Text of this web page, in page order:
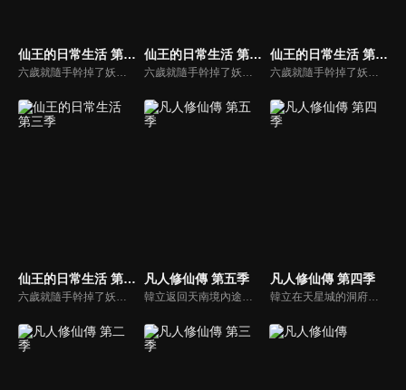
仙王的日常生活 第四季
六歲就隨手幹掉了妖王吞天蛤，作爲一個無所不能的修真奇才，王令得隱藏自己的大能，在一羣平凡的修真學生中活下去。普通人追求的錢財，仙術，法寶，聲名，這個年輕人都不在意。無論豪門千金孫蓉的愛慕，影流頂級殺手的狙殺，父母無間斷的囉嗦，都無法阻止他對乾脆面的追求。
仙王的日常生活 第一季
六歲就隨手幹掉了妖王吞天蛤，作爲一個無所不能的修真奇才，王令得隱藏自己的大能，在一羣平凡的修真學生中活下去。普通人追求的錢財，仙術，法寶，聲名，這個年輕人都不在意。無論豪門千金孫蓉的愛慕，影流頂級殺手的狙殺，父母無間斷的囉嗦，都無法阻止他對乾脆面的追求。
仙王的日常生活 第二季
六歲就隨手幹掉了妖王吞天蛤，作爲一個無所不能的修真奇才，王令得隱藏自己的大能，在一羣平凡的修真學生中活下去。普通人追求的錢財，仙術，法寶，聲名，這個年輕人都不在意。無論豪門千金孫蓉的愛慕，影流頂級殺手的狙殺，父母無間斷的囉嗦，都無法阻止他對乾脆面的追求。
仙王的日常生活 第三季
六歲就隨手幹掉了妖王吞天蛤，作爲一個無所不能的修真奇才，王令得隱藏自己的大能，在一羣平凡的修真學生中活下去。普通人追求的錢財，仙術，法寶，聲名，這個年輕人都不在意。無論豪門千金孫蓉的愛慕，影流頂級殺手的狙殺，父母無間斷的囉嗦，都無法阻止他對乾脆面的追求。
凡人修仙傳 第五季
韓立返回天南境內途中，從慕蘭法士手中救下了舊識，從而得知南宮婉音訊，他決定前往掩月宗……慕蘭大舉入侵天南，黃龍山戰役中韓立殺招頻出，一戰成名！
凡人修仙傳 第四季
韓立在天星城的洞府內經年累月不斷苦修，終於成功結丹。出關後，韓立為煉製法寶尋訪靈物天雷竹，捲入了妙音門與極陰島、隱煞門間的爭鬥，終於成功煉製法寶——七十二口青竹蜂雲劍。此後韓立探索遺跡時遭遇了神秘強大的前元嬰期修士玄骨上人，並聽到了虛天殿的傳說。